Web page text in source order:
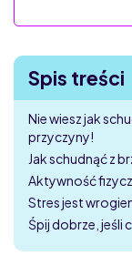
Spis treści
Nie wiesz jak
przyczyny!
Jak schudnąć z
Aktywność
Stres jest
Śpij dobrze, jeśli